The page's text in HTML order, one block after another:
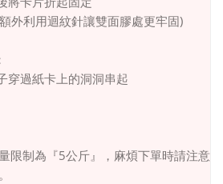
外利用迴紋針讓雙面膠處更牢固)
穿過紙卡上的洞洞串起
限制為『5公斤』，麻煩下單時請注意